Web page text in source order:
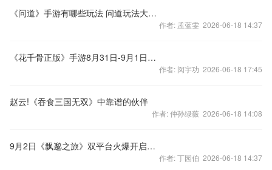
《问道》手游有哪些玩法 问道玩法大揭露
作者: 孟蓝雯 2026-06-18 14:37
《花千骨正版》手游8月31日-9月1日App Store活动
作者: 闵宇功 2026-06-18 17:45
赵云!《吞食三国无双》中靠谱的伙伴
作者: 仲孙绿薇 2026-06-18 14:08
9月2日《飘邈之旅》双平台火爆开启，修仙永无止境
作者: 丁园伯 2026-06-18 14:37